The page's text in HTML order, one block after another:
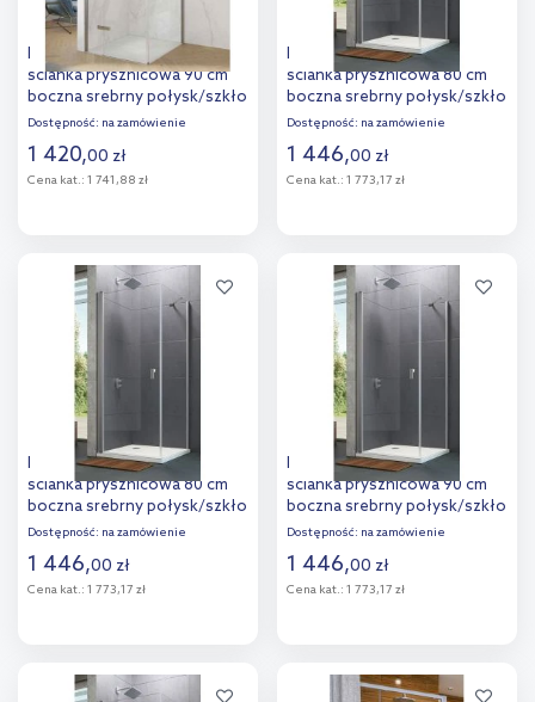
Hüppe Aura pure 4-kąt
ścianka prysznicowa 90 cm
boczna srebrny połysk/szkło
przezroczyste Anti-Plaque
Dostępność: na zamówienie
1 420,00 zł
Cena kat.: 1 741,88 zł
Dodaj do
porównania
Hüppe Design Pure 4-kąt
ścianka prysznicowa 80 cm
boczna srebrny połysk/szkło
przezroczyste Anti-Plaque
Dostępność: na zamówienie
1 446,00 zł
Cena kat.: 1 773,17 zł
Dodaj do
porównania
Hüppe Design Pure 4-kąt
ścianka prysznicowa 80 cm
boczna srebrny połysk/szkło
przezroczyste Anti-Plaque
Dostępność: na zamówienie
1 446,00 zł
Cena kat.: 1 773,17 zł
Dodaj do
Hüppe Design Pure 4-kąt
ścianka prysznicowa 90 cm
boczna srebrny połysk/szkło
przezroczyste Anti-Plaque
Dostępność: na zamówienie
1 446,00 zł
Cena kat.: 1 773,17 zł
Dodaj do